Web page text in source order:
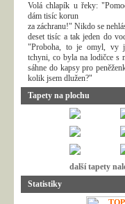
Volá chlapík u řeky:
dám tisíc korun
za záchranu!" Nikdo se
deset tisíc a tak jeden do
"Proboha, to je omyl, vy
tchyni, co byla na lodičce s
sáhne do kapsy pro
kolik jsem dlužen?"
Tapety na plochu
další tapety
Statistiky